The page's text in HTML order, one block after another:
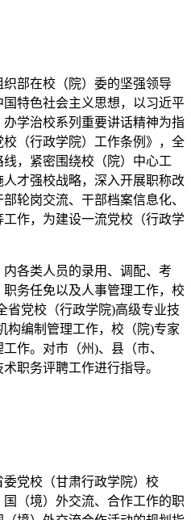
部在校（院）委的坚强领导
国特色社会主义思想，以习近平
学治校系列重要讲话精神为指
（行政学院）工作条例》，全
，紧密围绕校（院）中心工
才强校战略，深入开展职称改
轮岗交流、干部档案信息化、
作，为建设一流党校（行政学
各类人员的录用、调配、考
务任免以及人事管理工作，校
省党校（行政学院)高级专业技
构编制管理工作，校（院)专家
作。对市（州)、县（市、
职务评聘工作进行指导。
党校（甘肃行政学院）校
国（境）外交流、合作工作的职